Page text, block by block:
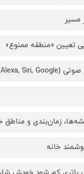
تعیین «منطقه ممنوع»
خانه